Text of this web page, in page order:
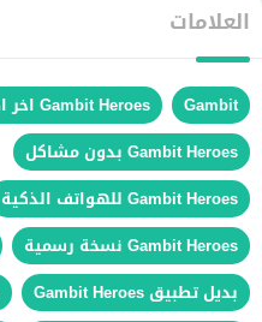
العلامات
Gambit
Gambit Heroes اخر اصدار
Gambit Heroes بدون مشاكل
Gambit Heroes للهواتف الذكية
Gambit Heroes نسخة رسمية
بديل تطبيق Gambit Heroes